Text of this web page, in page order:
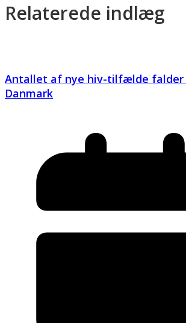
Relaterede indlæg
Antallet af nye hiv-tilfælde
Danmark